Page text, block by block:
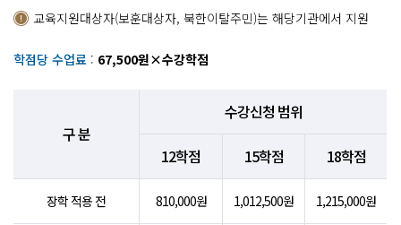
교육지원대상자(보훈대상자, 북한이탈주민)는 해당기관에서 지원
학점당 수업료 : 67,500원×수강학점
구 분
수강신청 범위
12학점 15학점 18학점
장학 적용 전 810,000원 1,012,500원 1,215,000원